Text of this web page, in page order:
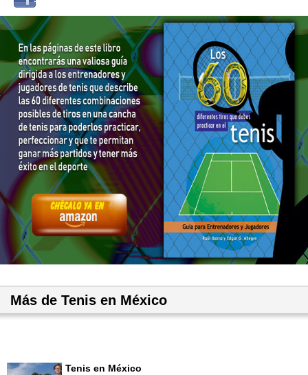
Más de Tenis en México
Tenis en México